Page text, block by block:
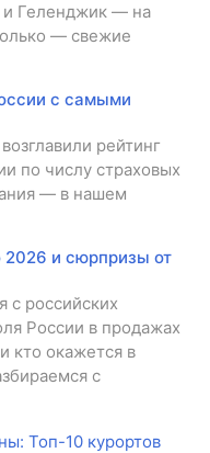
и Геленджик — на
— свежие
с самыми
рейтинг
по числу страховых
— в нашем
2026 и сюрпризы от
с российских
России в продажах
кто окажется в
с